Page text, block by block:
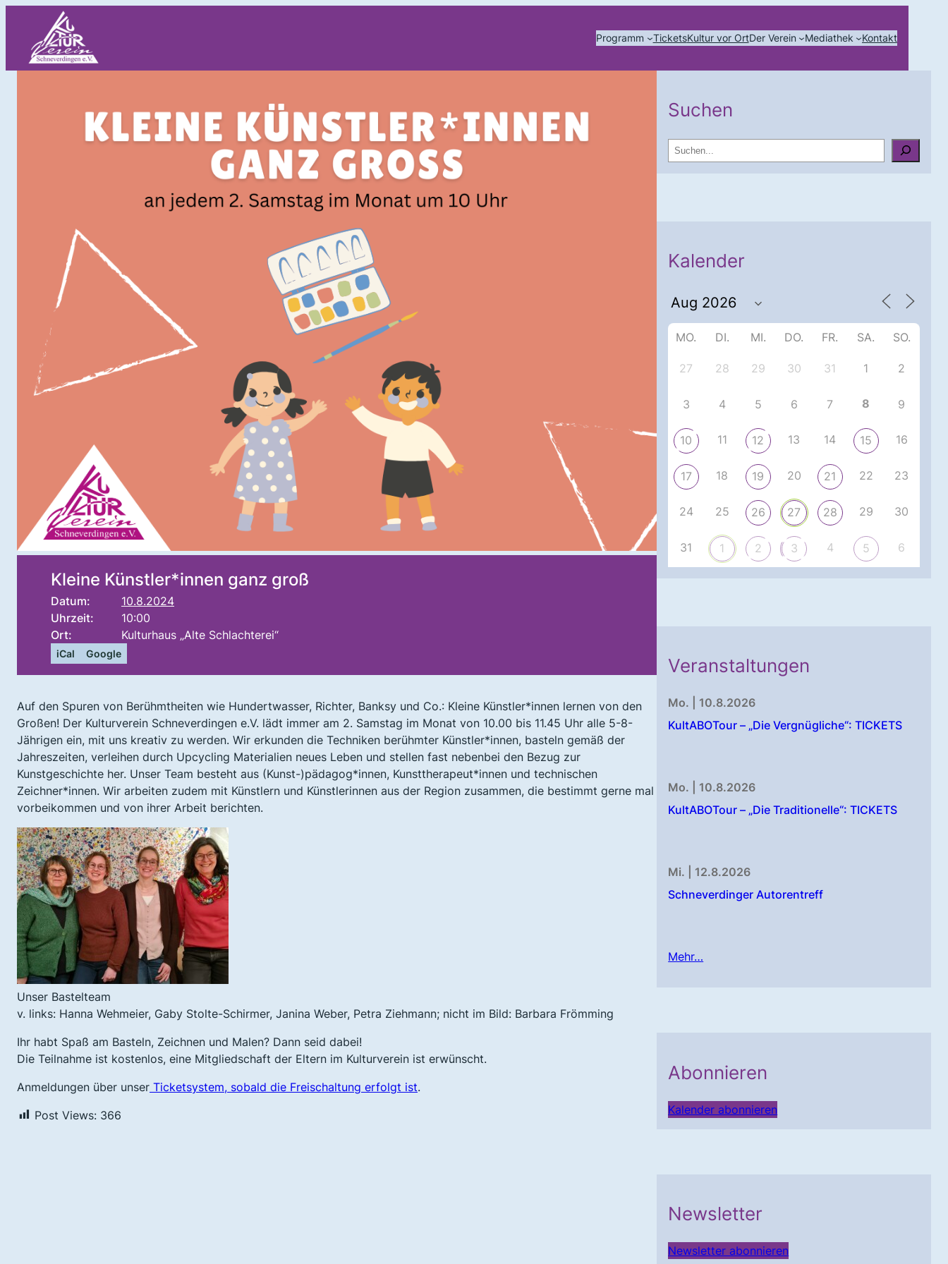
Programm TicketsKultur vor OrtDer Verein Mediathek Kontakt
Kleine Künstler*innen ganz groß
Datum:
10.8.2024
Uhrzeit:
10:00
Ort:
Kulturhaus „Alte Schlachterei“
iCal Google
Auf den Spuren von Berühmtheiten wie Hundertwasser, Richter, Banksy und Co.: Kleine Künstler*innen lernen von den
Großen! Der Kulturverein Schneverdingen e.V. lädt immer am 2. Samstag im Monat von 10.00 bis 11.45 Uhr alle 5-8-
Jährigen ein, mit uns kreativ zu werden. Wir erkunden die Techniken berühmter Künstler*innen, basteln gemäß der
Jahreszeiten, verleihen durch Upcycling Materialien neues Leben und stellen fast nebenbei den Bezug zur
Kunstgeschichte her. Unser Team besteht aus (Kunst-)pädagog*innen, Kunsttherapeut*innen und technischen
Zeichner*innen. Wir arbeiten zudem mit Künstlern und Künstlerinnen aus der Region zusammen, die bestimmt gerne mal
vorbeikommen und von ihrer Arbeit berichten.
Unser Bastelteam
v. links: Hanna Wehmeier, Gaby Stolte-Schirmer, Janina Weber, Petra Ziehmann; nicht im Bild: Barbara Frömming
Ihr habt Spaß am Basteln, Zeichnen und Malen? Dann seid dabei!
Die Teilnahme ist kostenlos, eine Mitgliedschaft der Eltern im Kulturverein ist erwünscht.
Anmeldungen über unser Ticketsystem, sobald die Freischaltung erfolgt ist.
Post Views: 366
Suchen
u
Kalender
MO. DI. MI. DO. FR. SA. SO.
27 28 29 30 31 1 2
3 4 5 6 7 8 9
10 11 12 13 14 15 16
17 18 19 20 21 22 23
24 25 26 27 28 29 30
31 1 2 3 4 5 6
Veranstaltungen
Mo. | 10.8.2026
KultABOTour – „Die Vergnügliche“: TICKETS
Mo. | 10.8.2026
KultABOTour – „Die Traditionelle“: TICKETS
Mi. | 12.8.2026
Schneverdinger Autorentreff
Mehr…
Abonnieren
Kalender abonnieren
Newsletter
Newsletter abonnieren